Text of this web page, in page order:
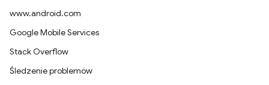
www.android.com
Google Mobile Services
Stack Overflow
Śledzenie problemów